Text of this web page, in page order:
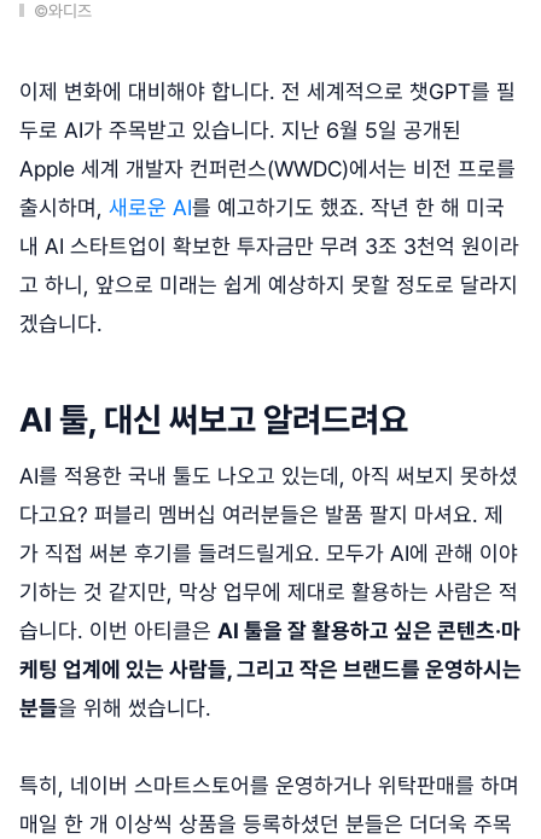
©와디즈
이제 변화에 대비해야 합니다. 전 세계적으로 챗GPT를 필
두로 AI가 주목받고 있습니다. 지난 6월 5일 공개된
Apple 세계 개발자 컨퍼런스(WWDC)에서는 비전 프로를
출시하며, 새로운 AI를 예고하기도 했죠. 작년 한 해 미국
내 AI 스타트업이 확보한 투자금만 무려 3조 3천억 원이라
고 하니, 앞으로 미래는 쉽게 예상하지 못할 정도로 달라지
겠습니다.
AI 툴, 대신 써보고 알려드려요
AI를 적용한 국내 툴도 나오고 있는데, 아직 써보지 못하셨
다고요? 퍼블리 멤버십 여러분들은 발품 팔지 마셔요. 제
가 직접 써본 후기를 들려드릴게요. 모두가 AI에 관해 이야
기하는 것 같지만, 막상 업무에 제대로 활용하는 사람은 적
습니다. 이번 아티클은 AI 툴을 잘 활용하고 싶은 콘텐츠·마
케팅 업계에 있는 사람들, 그리고 작은 브랜드를 운영하시는
분들을 위해 썼습니다.
특히, 네이버 스마트스토어를 운영하거나 위탁판매를 하며
매일 한 개 이상씩 상품을 등록하셨던 분들은 더더욱 주목